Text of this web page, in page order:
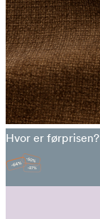
Hvor er førprisen?